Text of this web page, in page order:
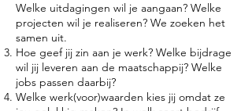
Welke uitdagingen wil je aangaan? Welke
projecten wil je realiseren? We zoeken het
samen uit.
Hoe geef jij zin aan je werk? Welke bijdrage
wil jij leveren aan de maatschappij? Welke
jobs passen daarbij?
Welke werk(voor)waarden kies jij omdat ze